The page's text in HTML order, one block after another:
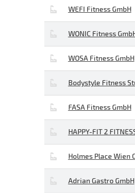
WEFI Fitness GmbH
WONIC Fitness
WOSA Fitness GmbH
Bodystyle Fitness
FASA Fitness GmbH
HAPPY-FIT 2
Holmes Place Wien
Adrian Gastro GmbH